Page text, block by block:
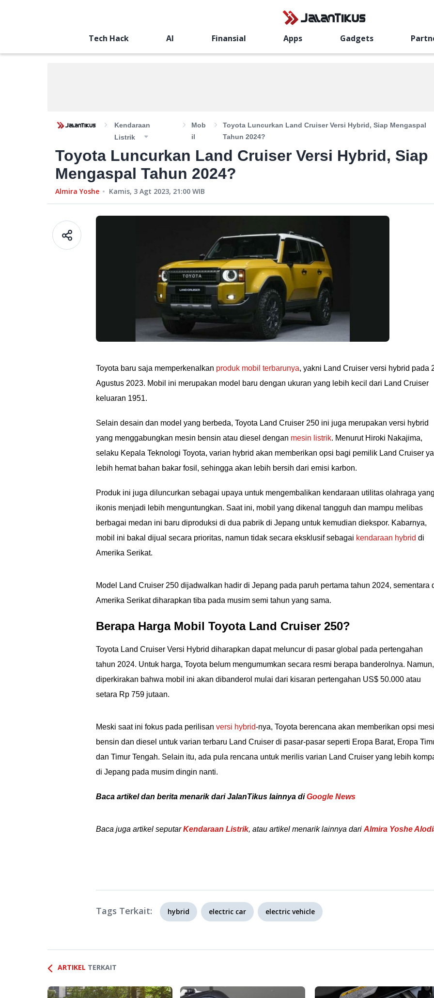
Tech Hack AI Finansial Apps Gadgets
Kendaraan
Listrik
Mob
Il
Toyota Luncurkan Land Cruiser Versi Hybrid, Siap Mengaspal
Tahun 2024?
Toyota Luncurkan Land Cruiser Versi Hybrid, Siap
Mengaspal Tahun 2024?
Almira Yoshe Kamis, 3 Agt 2023, 21:00 WIB
Toyota baru saja memperkenalkan produk mobil terbarunya, yakni Land Cruiser versi hybrid pada
Agustus 2023. Mobil ini merupakan model baru dengan ukuran yang lebih kecil dari Land Cruiser
keluaran 1951.
Selain desain dan model yang berbeda, Toyota Land Cruiser 250 ini juga merupakan versi hybrid
yang menggabungkan mesin bensin atau diesel dengan mesin listrik. Menurut Hiroki Nakajima,
selaku Kepala Teknologi Toyota, varian hybrid akan memberikan opsi bagi pemilik Land Cruiser
lebih hemat bahan bakar fosil, sehingga akan lebih bersih dari emisi karbon.
Produk ini juga diluncurkan sebagai upaya untuk mengembalikan kendaraan utilitas olahraga yang
ikonis menjadi lebih menguntungkan. Saat ini, mobil yang dikenal tangguh dan mampu melibas
berbagai medan ini baru diproduksi di dua pabrik di Jepang untuk kemudian diekspor. Kabarnya,
mobil ini bakal dijual secara prioritas, namun tidak secara eksklusif sebagai kendaraan hybrid di
Amerika Serikat.
Model Land Cruiser 250 dijadwalkan hadir di Jepang pada paruh pertama tahun 2024, sementara
Amerika Serikat diharapkan tiba pada musim semi tahun yang sama.
Berapa Harga Mobil Toyota Land Cruiser 250?
Toyota Land Cruiser Versi Hybrid diharapkan dapat meluncur di pasar global pada pertengahan
tahun 2024. Untuk harga, Toyota belum mengumumkan secara resmi berapa banderolnya. Namun,
diperkirakan bahwa mobil ini akan dibanderol mulai dari kisaran pertengahan US$ 50.000 atau
setara Rp 759 jutaan.
Meski saat ini fokus pada perilisan versi hybrid-nya, Toyota berencana akan memberikan opsi
bensin dan diesel untuk varian terbaru Land Cruiser di pasar-pasar seperti Eropa Barat, Eropa
dan Timur Tengah. Selain itu, ada pula rencana untuk merilis varian Land Cruiser yang lebih
di Jepang pada musim dingin nanti.
Baca artikel dan berita menarik dari JalanTikus lainnya diGoogle News
Baca juga artikel seputarKendaraan Listrik, atau artikel menarik lainnya dari Almira Yoshe
Tags Terkait: hybrid electric car electric vehicle
ARTIKEL TERKAIT